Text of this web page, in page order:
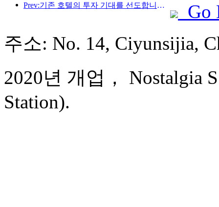
Prev:기존 호텔의 투자 기대를 선도합니다! Wanxin Zhige Hotel은 '기존 호텔의 우수한 관리 브랜드'로 업계 칭찬을 받았습니다.
Go
주소: No. 14, Ciyunsijia,
2020년 개업， Nostalgia
Station).